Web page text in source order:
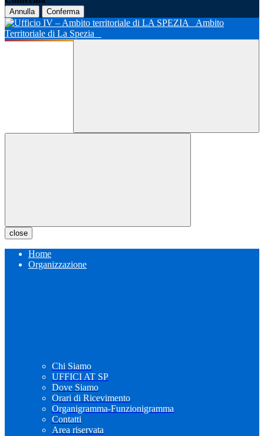
Annulla Conferma
Ambito
Territoriale di La Spezia
close
Home
Organizzazione
Chi Siamo
UFFICI AT SP
Dove Siamo
Orari di Ricevimento
Organigramma-Funzionigramma
Contatti
Area riservata